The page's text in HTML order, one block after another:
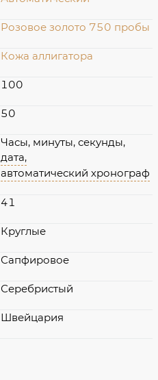
Розовое золото 750 пробы
Кожа аллигатора
100
50
Часы, минуты, секунды,
дата,
автоматический хронограф
41
Круглые
Сапфировое
Серебристый
Швейцария